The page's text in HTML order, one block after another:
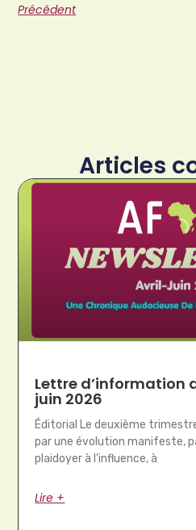
Précédent
Articles
Lettre d’information
juin 2026
Éditorial Le deuxième
par une évolution manifeste,
plaidoyer à l’influence, à
Lire +